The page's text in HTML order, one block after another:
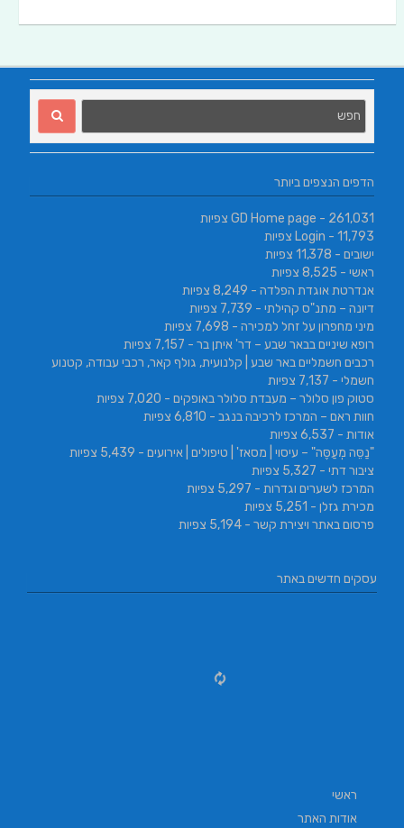
הדפים הנצפים ביותר
GD Home page - 261,031 צפיות
Login - 11,793 צפיות
ישובים - 11,378 צפיות
ראשי - 8,525 צפיות
אנדרטת אוגדת הפלדה - 8,249 צפיות
דיונה – מתנ"ס קהילתי - 7,739 צפיות
מיני מחפרון על זחל למכירה - 7,698 צפיות
רופא שיניים בבאר שבע – דר' איתן בר - 7,157 צפיות
רכבים חשמליים באר שבע | קלנועית, גולף קאר, רכבי עבודה, קטנוע
חשמלי - 7,137 צפיות
סטוק פון סלולר – מעבדת סלולר באופקים - 7,020 צפיות
חוות ראם – המרכז לרכיבה בנגב - 6,810 צפיות
אודות - 6,537 צפיות
"נַסֵּה מְעַסֶּה" – עיסוי | מסאז' | טיפולים | אירועים - 5,439 צפיות
ציבור דתי - 5,327 צפיות
המרכז לשערים וגדרות - 5,297 צפיות
מכירת גזלן - 5,251 צפיות
פרסום באתר ויצירת קשר - 5,194 צפיות
עסקים חדשים באתר
ראשי
אודות האתר